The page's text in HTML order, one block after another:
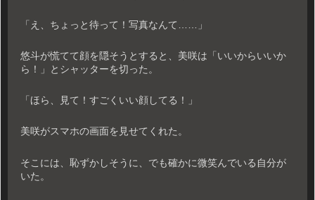
「え、ちょっと待って！写真なんて……」
悠斗が慌てて顔を隠そうとすると、美咲は「いいからいいか
ら！」とシャッターを切った。
「ほら、見て！すごくいい顔してる！」
美咲がスマホの画面を見せてくれた。
そこには、恥ずかしそうに、でも確かに微笑んでいる自分が
いた。